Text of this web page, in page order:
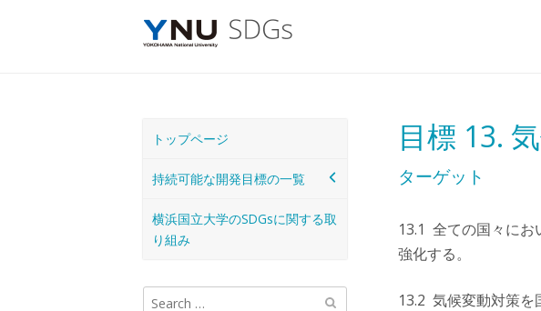
目標 13.
ターゲット
13.1 全ての国々にお
強化する。
13.2 気候変動対策を
トップページ
持続可能な開発目標の一覧
横浜国立大学のSDGsに関する取
り組み
検